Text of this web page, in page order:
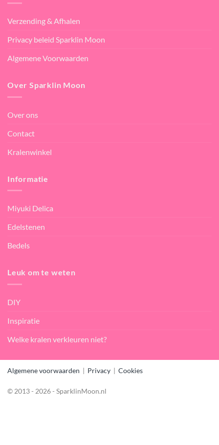
Verzending & Afhalen
Privacy beleid Sparklin Moon
Algemene Voorwaarden
Over Sparklin Moon
Over ons
Contact
Kralenwinkel
Informatie
Miyuki Delica
Edelstenen
Bedels
Leuk om te weten
DIY
Inspiratie
Welke kralen verkleuren niet?
Algemene voorwaarden | Privacy | Cookies
© 2013 - 2026 - SparklinMoon.nl